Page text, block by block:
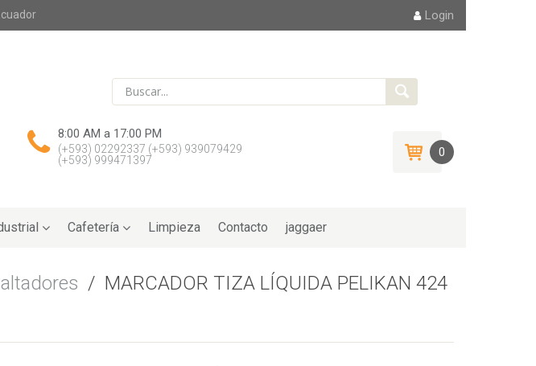
Login
8:00 AM a 17:00 PM
(+593) 02292337 (+593) 939079429
(+593) 999471397
0
Cafetería Limpieza Contacto jaggaer
/ MARCADOR TIZA LÍQUIDA PELIKAN 424